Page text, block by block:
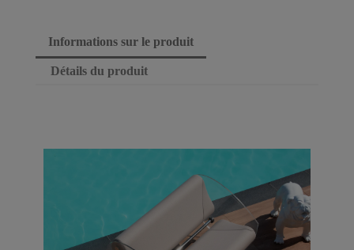
Informations sur le produit
Détails du produit